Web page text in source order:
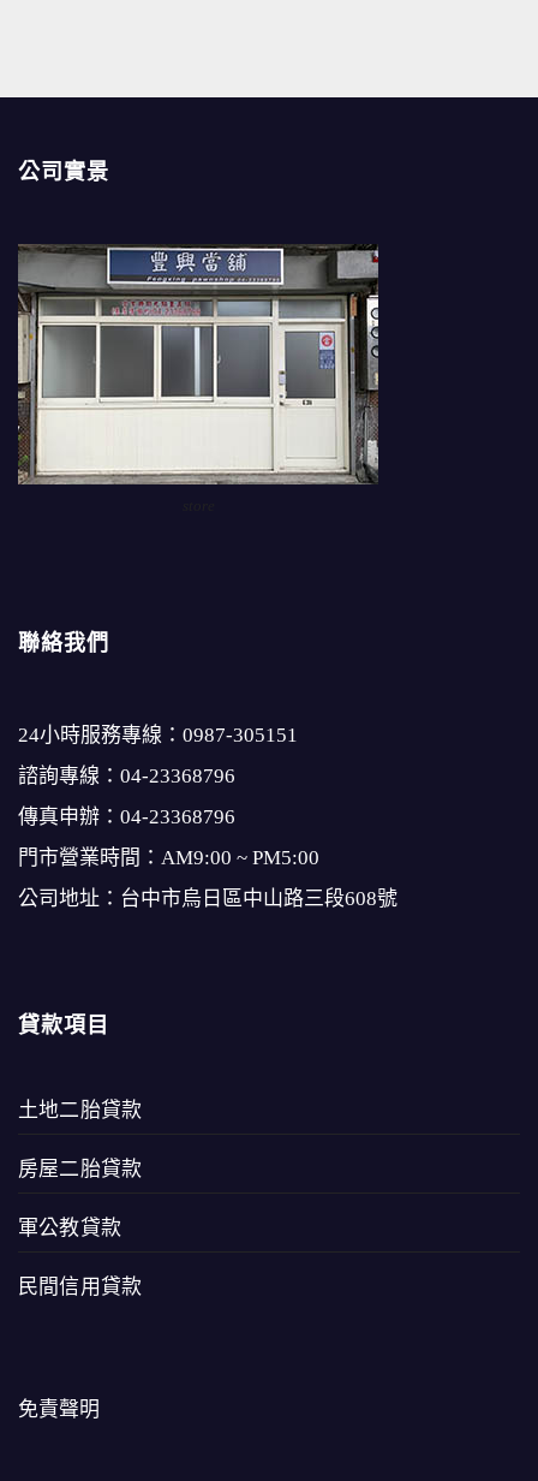
公司實景
聯絡我們
24小時服務專線： 0987-305151
諮詢專線： 04-23368796
傳真申辦：04-23368796
門市營業時間：AM9:00 ~ PM5:00
公司地址：台中市烏日區中山路三段608號
貸款項目
土地二胎貸款
房屋二胎貸款
軍公教貸款
民間信用貸款
免責聲明